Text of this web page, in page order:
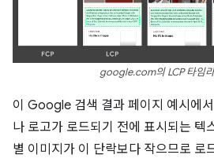
google.com의 LCP 타임
이 Google 검색 결과 페이지 예시에
나 로고가 로드되기 전에 표시되는 텍
별 이미지가 이 단락보다 작으므로 로